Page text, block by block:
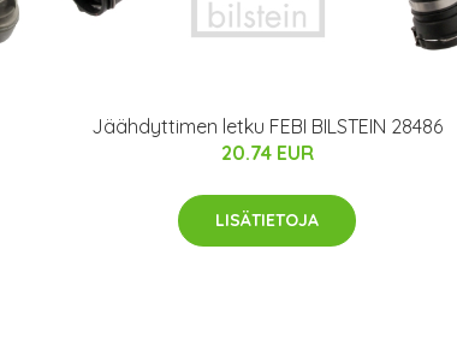
Jäähdyttimen letku FEBI BILSTEIN 28486
20.74 EUR
LISÄTIETOJA